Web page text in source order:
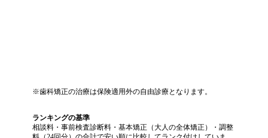
※歯科矯正の治療は保険適用外の自由診療となります。
ランキングの基準
相談料・事前検査診断料・基本矯正（大人の全体矯正）・調整